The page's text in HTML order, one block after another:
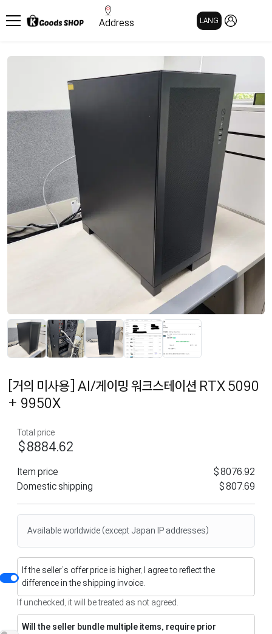
Address LANG
[거의 미사용] AI/게이밍 워크스테이션 RTX 5090
+ 9950X
Total price
$8884.62
Item price
$8076.92
Domestic shipping
$807.69
Available worldwide (except Japan IP addresses)
If the seller’s offer price is higher, I agree to reflect the
difference in the shipping invoice.
If unchecked, it will be treated as not agreed.
Will the seller bundle multiple items, require prior